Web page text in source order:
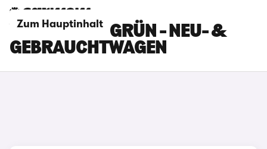
Zum Hauptinhalt
VOLVO XC40 GRÜN - NEU- &
GEBRAUCHTWAGEN